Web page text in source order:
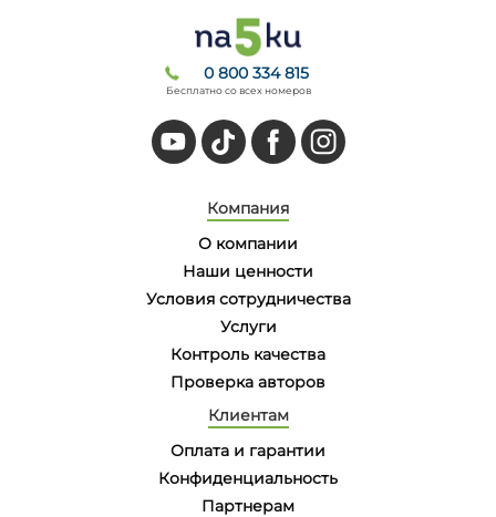
0 800 334 815
Бесплатно со всех номеров
Компания
О компании
Наши ценности
Условия сотрудничества
Услуги
Контроль качества
Проверка авторов
Клиентам
Оплата и гарантии
Конфиденциальность
Партнерам